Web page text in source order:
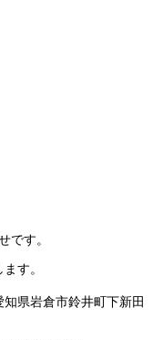
です。
す。
県岩倉市鈴井町下新田